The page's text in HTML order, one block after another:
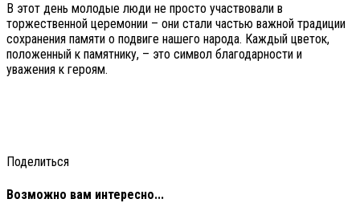
В этот день молодые люди не просто участвовали в
торжественной церемонии – они стали частью важной традиции
сохранения памяти о подвиге нашего народа. Каждый цветок,
положенный к памятнику, – это символ благодарности и
уважения к героям.
Поделиться
Возможно вам интересно...